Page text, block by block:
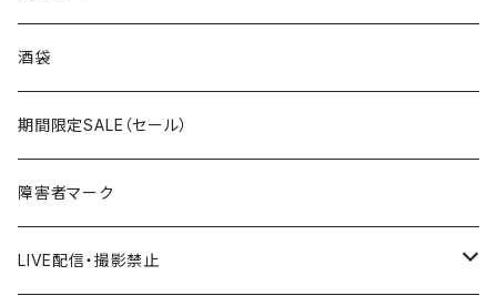
国道600～699号線
国道700～799号線
ROUTE600～699号線
ROUTE 100～199号線
ROUTE 0～99号線
ROUTE 100～199号線
岩手県
宮城県
秋田県
Tシャツ
山形県
酒袋
期間限定SALE（セール）
障害者マーク
LIVE配信・撮影禁止